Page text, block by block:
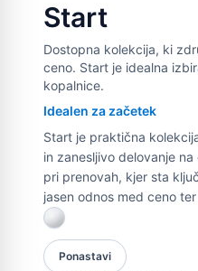
Start
Dostopna kolekcija, ki
ceno. Start je idealna
kopalnice.
Idealen za začetek
Start je praktična
in zanesljivo delovanje
pri prenovah, kjer sta
jasen odnos med ceno
Ponastavi